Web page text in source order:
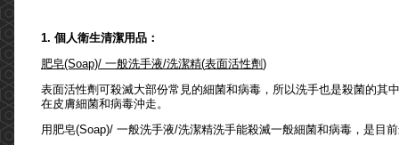
1. 個人衛生清潔用品 ：
肥皂(Soap)/ 一般洗手液/洗潔精(表面活性劑)
表面活性劑可殺滅大部份常見的細菌和病毒，所以洗手也是殺菌的其
在皮膚細菌和病毒沖走。
用肥皂(Soap)/ 一般洗手液/洗潔精洗手能殺滅一般細菌和病毒，是目